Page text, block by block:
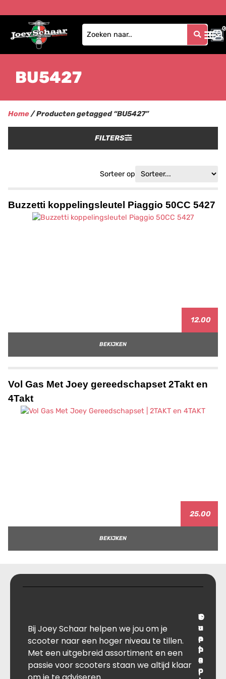
0
0
BU5427
Home/ Producten getagged “BU5427”
FILTERS
Sorteer op
Buzzetti koppelingsleutel Piaggio 50CC 5427
12.00
BEKIJKEN
Vol Gas Met Joey gereedschapset 2Takt en
4Takt
25.00
BEKIJKEN
Bij Joey Schaar helpen we jou om je
scooter naar een hoger niveau te tillen.
Met een uitgebreid assortiment en een
passie voor scooters staan we altijd klaar
T
r
a
n
s
p
O
v
e
r
B
l
S
u
p
p
o
r
C
o
n
t
a
c